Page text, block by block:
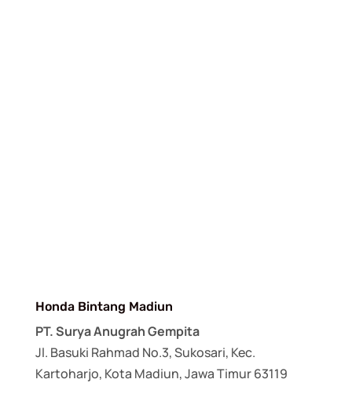
Honda Bintang Madiun
PT. Surya Anugrah Gempita
Jl. Basuki Rahmad No.3, Sukosari, Kec.
Kartoharjo, Kota Madiun, Jawa Timur 63119